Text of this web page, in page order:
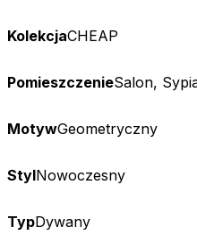
KolekcjaCHEAP
PomieszczenieSalon,
MotywGeometryczny
StylNowoczesny
TypDywany